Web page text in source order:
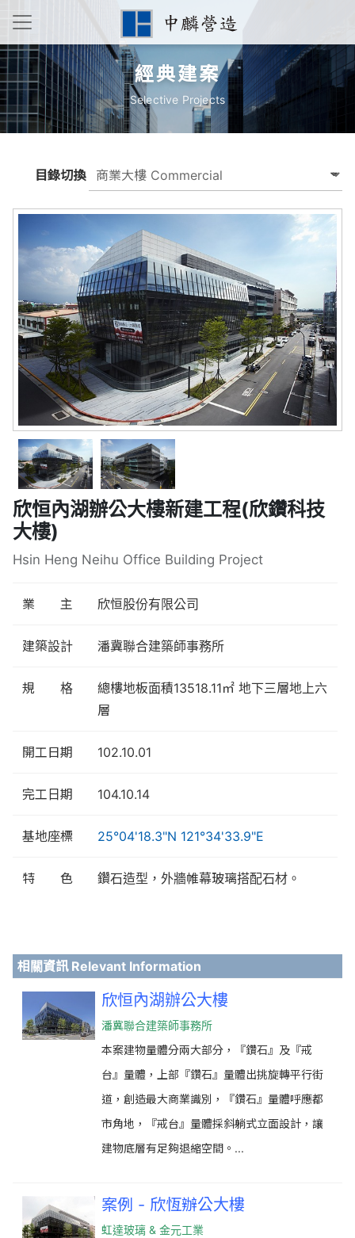
經典建案
Selective Projects
目錄切換
欣恒內湖辦公大樓新建工程(欣鑽科技
大樓)
Hsin Heng Neihu Office Building Project
業 主 欣恒股份有限公司
建築設計 潘冀聯合建築師事務所
規 格
總樓地板面積13518.11㎡ 地下三層地上六
層
開工日期 102.10.01
完工日期 104.10.14
基地座標 25°04'18.3"N 121°34'33.9"E
特 色 鑽石造型，外牆帷幕玻璃搭配石材。
相關資訊 Relevant Information
欣恒內湖辦公大樓
潘冀聯合建築師事務所
本案建物量體分兩大部分，『鑽石』及『戒
台』量體，上部『鑽石』量體出挑旋轉平行街
道，創造最大商業識別，『鑽石』量體呼應都
市角地，『戒台』量體採斜躺式立面設計，讓
建物底層有足夠退縮空間。...
案例 - 欣恆辦公大樓
虹達玻璃 & 金元工業